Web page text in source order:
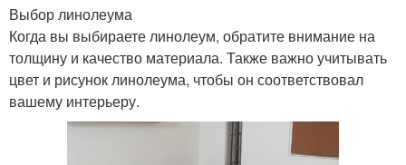
Выбор линолеума
Когда вы выбираете линолеум, обратите внимание на
толщину и качество материала. Также важно учитывать
цвет и рисунок линолеума, чтобы он соответствовал
вашему интерьеру.